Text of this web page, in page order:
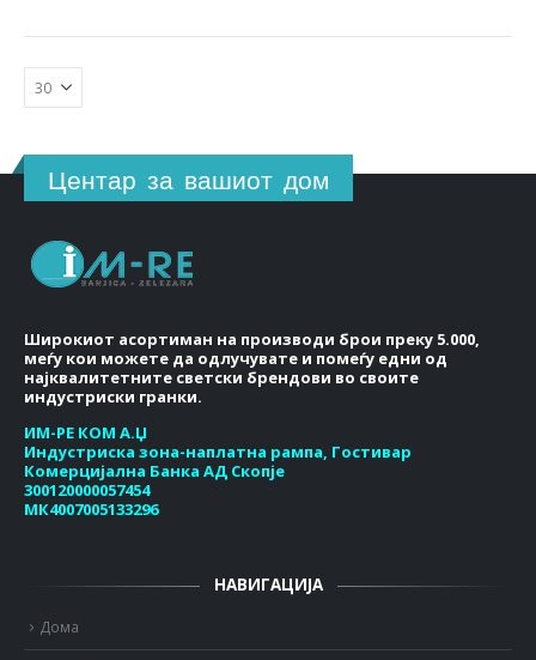
Центар за вашиот дом
Широкиот асортиман на производи брои преку 5.000,
меѓу кои можете да одлучувате и помеѓу едни од
најквалитетните светски брендови во своите
индустриски гранки.
ИМ-РЕ КОМ А.Џ
Индустриска зона-наплатна рампа, Гостивар
Комерцијална Банка АД Скопје
300120000057454
МК4007005133296
НАВИГАЦИЈА
Дома